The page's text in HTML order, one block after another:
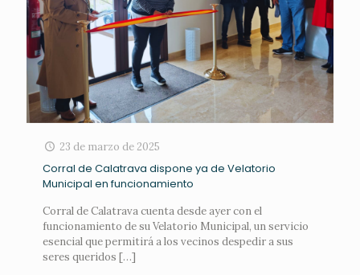
23 de marzo de 2025
Corral de Calatrava dispone ya de Velatorio
Municipal en funcionamiento
Corral de Calatrava cuenta desde ayer con el
funcionamiento de su Velatorio Municipal, un servicio
esencial que permitirá a los vecinos despedir a sus
seres queridos […]